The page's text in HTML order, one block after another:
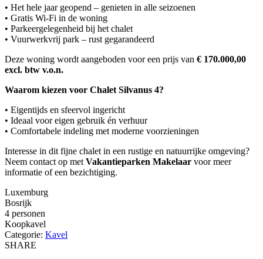
• Het hele jaar geopend – genieten in alle seizoenen
• Gratis Wi-Fi in de woning
• Parkeergelegenheid bij het chalet
• Vuurwerkvrij park – rust gegarandeerd
Deze woning wordt aangeboden voor een prijs van € 170.000,00
excl. btw v.o.n.
Waarom kiezen voor Chalet Silvanus 4?
• Eigentijds en sfeervol ingericht
• Ideaal voor eigen gebruik én verhuur
• Comfortabele indeling met moderne voorzieningen
Interesse in dit fijne chalet in een rustige en natuurrijke omgeving?
Neem contact op met Vakantieparken Makelaar voor meer
informatie of een bezichtiging.
Luxemburg
Bosrijk
4 personen
Koopkavel
Categorie: Kavel
SHARE